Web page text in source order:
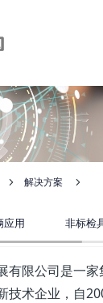
解决方案
应用 非标检
有限公司是一
技术企业，自